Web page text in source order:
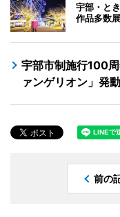
宇部・と
作品多数
宇部市制施行100
ァンゲリオン」発動
前の